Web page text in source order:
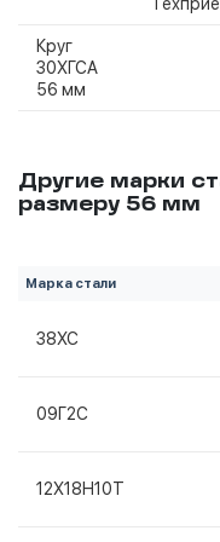
Круг
30ХГСА
56 мм
Другие марки
размеру 56 мм
Марка стали
38ХС
09Г2С
12Х18Н10Т